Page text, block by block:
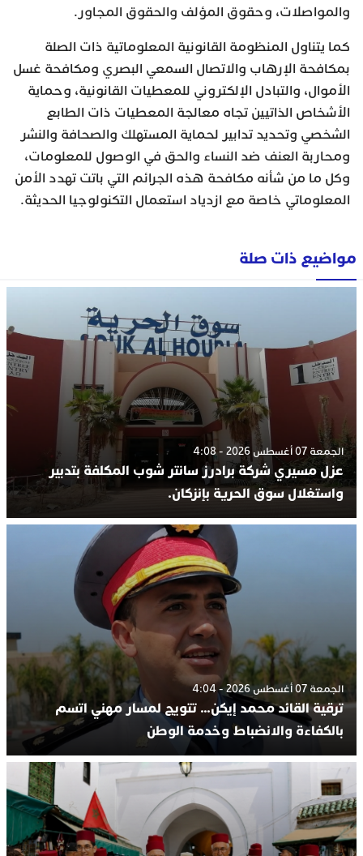
والمواصلات، وحقوق المؤلف والحقوق المجاور.
كما يتناول المنظومة القانونية المعلوماتية ذات الصلة
بمكافحة الإرهاب والاتصال السمعي البصري ومكافحة غسل
الأموال، والتبادل الإلكتروني للمعطيات القانونية، وحماية
الأشخاص الذاتيين تجاه معالجة المعطيات ذات الطابع
الشخصي وتحديد تدابير لحماية المستهلك والصحافة والنشر
ومحاربة العنف ضد النساء والحق في الوصول للمعلومات،
وكل ما من شأنه مكافحة هذه الجرائم التي باتت تهدد الأمن
المعلوماتي خاصة مع ازدياد استعمال التكنولوجيا الحديثة.
مواضيع ذات صلة
الجمعة 07 أغسطس 2026 - 4:08
عزل مسيري شركة برادرز سانتر شوب المكلفة بتدبير
واستغلال سوق الحرية بإنزكان.
الجمعة 07 أغسطس 2026 - 4:04
ترقية القائد محمد إيكن… تتويج لمسار مهني اتسم
بالكفاءة والانضباط وخدمة الوطن